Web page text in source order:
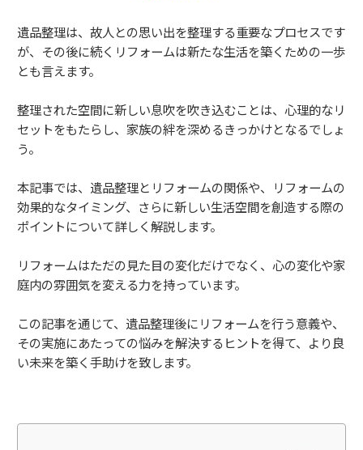
遺品整理は、故人との思い出を整理する重要なプロセスです
が、その後に続くリフォームは新たな生活を築くための一歩
とも言えます。
整理された空間に新しい息吹を吹き込むことは、心理的なリ
セットをもたらし、家族の絆を深めるきっかけとなるでしょ
う。
本記事では、遺品整理とリフォームの関係や、リフォームの
効果的なタイミング、さらに新しい生活空間を創造する際の
ポイントについて詳しく解説します。
リフォームはただの見た目の変化だけでなく、心の変化や家
庭内の雰囲気を変える力を持っています。
この記事を通じて、遺品整理後にリフォームを行う意義や、
その実施にあたっての悩みを解決するヒントを得て、より良
い未来を築く手助けを致します。